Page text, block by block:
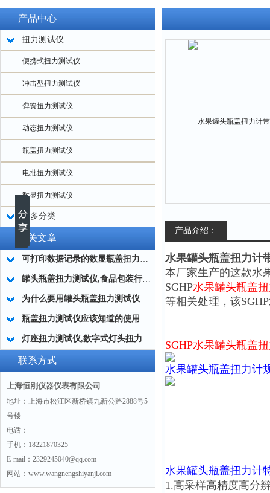
产品中心
扭力测试仪
便携式扭力测试仪
冲击型扭力测试仪
弹簧扭力测试仪
动态扭力测试仪
瓶盖扭力测试仪
电批扭力测试仪
数显扭力测试仪
更多分类
相关文章
可打印数据记录的数显瓶盖扭力测试仪
罐头瓶盖扭力测试仪,食品包装行业罐头瓶盖扭矩仪
为什么要用罐头瓶盖扭力测试仪？|厂家答疑
瓶盖扭力测试仪应该知道的使用规则
灯座扭力测试仪,数字式灯头扭力仪,灯座灯具扭力测试仪
联系方式
上海恒刚仪器仪表有限公司
地址：上海市松江区新桥镇九新公路2888号5
号楼
电话：
手机：18221870325
E-mail：2329245040@qq.com
网站：www.wangnengshiyanji.com
产品介绍：
水果罐头瓶盖扭力计
本厂家生产的这款水
SGHP水果罐头瓶盖
等相关处理，该
SGHP水果罐头瓶盖
水果罐头瓶盖扭力计
水果罐头瓶盖扭力计
1.高采样高精度高分